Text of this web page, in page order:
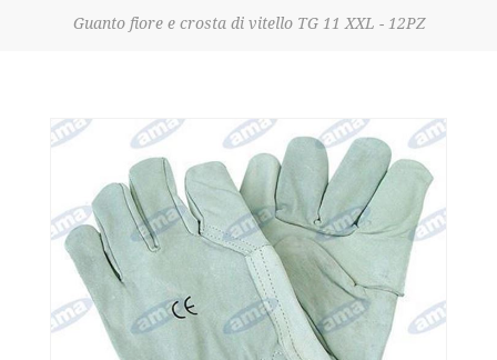
Guanto fiore e crosta di vitello TG 11 XXL - 12PZ